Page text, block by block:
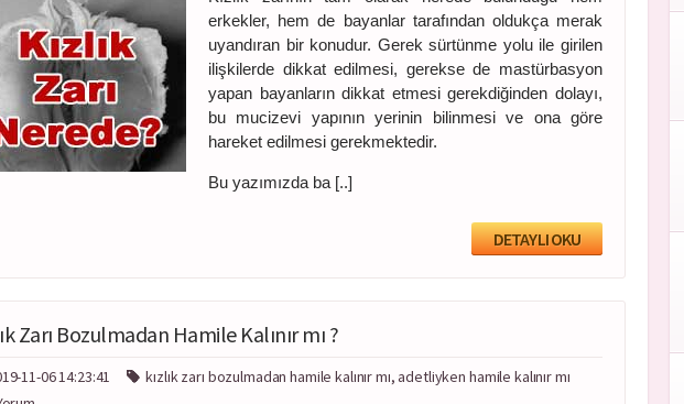
erkekler, hem de bayanlar tarafından oldukça merak
uyandıran bir konudur. Gerek sürtünme yolu ile girilen
ilişkilerde dikkat edilmesi, gerekse de mastürbasyon
yapan bayanların dikkat etmesi gerekdiğinden dolayı,
bu mucizevi yapının yerinin bilinmesi ve ona göre
hareket edilmesi gerekmektedir.
Bu yazımızda ba [..]
DETAYLI OKU
Zarı Bozulmadan Hamile Kalınır mı ?
11-06 14:23:41
kızlık zarı bozulmadan hamile kalınır mı, adetliyken hamile kalınır mı